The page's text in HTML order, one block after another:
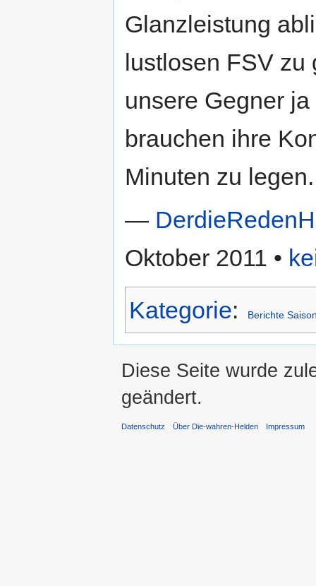
Glanzleistung
lustlosen FSV zu
unsere Gegner
brauchen ihre
Minuten zu legen.
—
Oktober 2011 •
Kategorie: Berichte
Diese Seite wurde
geändert.
Datenschutz Über Die-wahren-Helden Impressum